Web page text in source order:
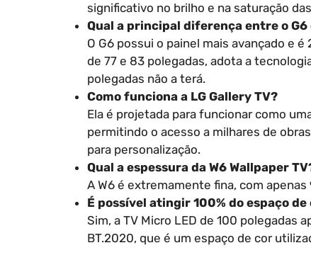
significativo no brilho e na saturação
Qual a principal diferença entre o G6
O G6 possui o painel mais avançado e
de 77 e 83 polegadas, adota a
polegadas não a terá.
Como funciona a LG Gallery TV?
Ela é projetada para funcionar como
permitindo o acesso a milhares de
para personalização.
Qual a espessura da W6 Wallpaper
A W6 é extremamente fina, com apenas
É possível atingir 100% do espaço
Sim, a TV Micro LED de 100 polegadas
BT.2020, que é um espaço de cor